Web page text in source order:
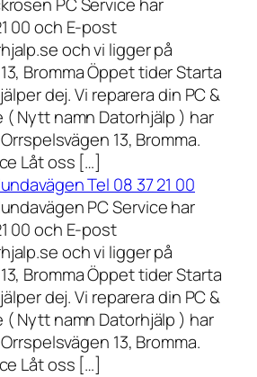
00 och E-post
och vi ligger på
Bromma Öppet tider Starta
dej. Vi reparera din PC &
( Nytt namn Datorhjälp ) har
13, Bromma.
Låt oss […]
Tel 08 37 21 00
PC Service har
00 och E-post
och vi ligger på
Bromma Öppet tider Starta
dej. Vi reparera din PC &
( Nytt namn Datorhjälp ) har
13, Bromma.
Låt oss […]